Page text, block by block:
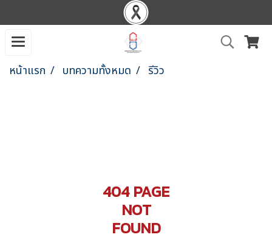
หน้าแรก บทความทั้งหมด รีวิว
404 PAGE
NOT
FOUND